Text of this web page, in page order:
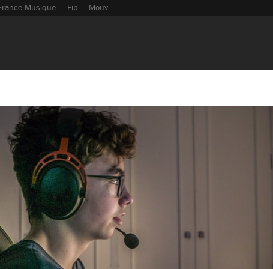
Musique Fip Mouv